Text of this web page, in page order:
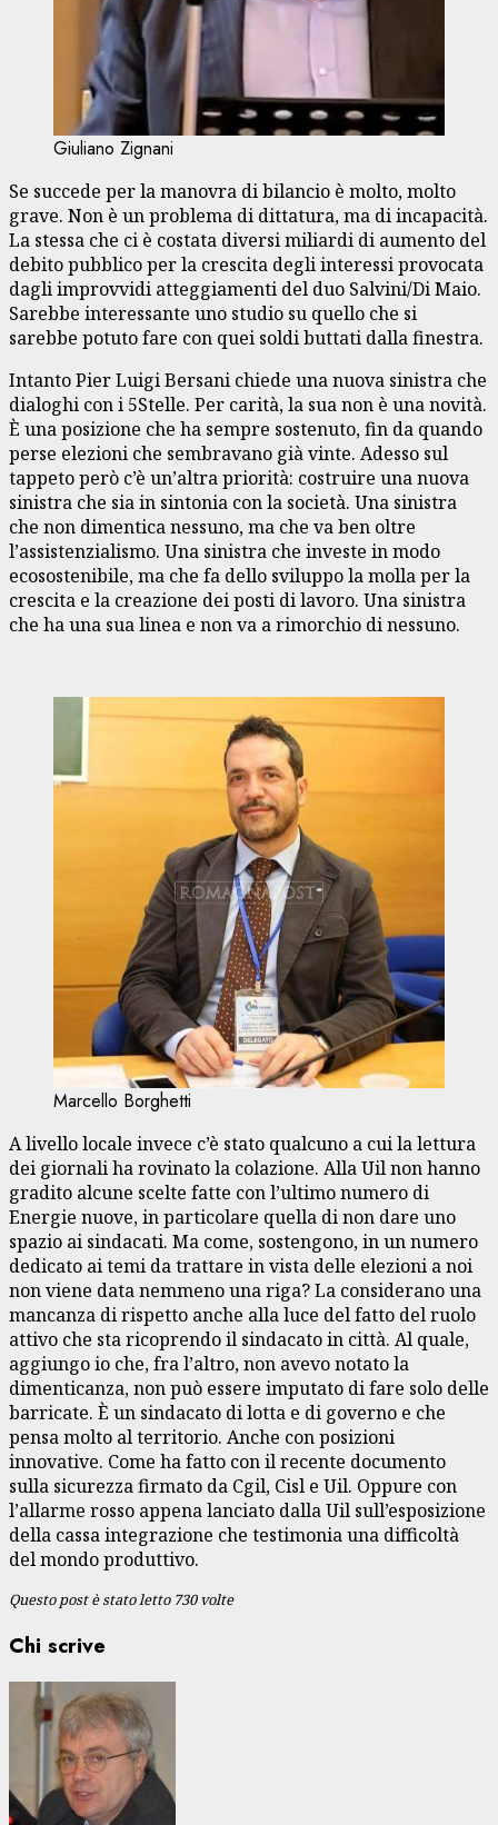
Giuliano Zignani
Se succede per la manovra di bilancio è molto, molto
grave. Non è un problema di dittatura, ma di incapacità.
La stessa che ci è costata diversi miliardi di aumento del
debito pubblico per la crescita degli interessi provocata
dagli improvvidi atteggiamenti del duo Salvini/Di Maio.
Sarebbe interessante uno studio su quello che si
sarebbe potuto fare con quei soldi buttati dalla finestra.
Intanto Pier Luigi Bersani chiede una nuova sinistra che
dialoghi con i 5Stelle. Per carità, la sua non è una novità.
È una posizione che ha sempre sostenuto, fin da quando
perse elezioni che sembravano già vinte. Adesso sul
tappeto però c’è un’altra priorità: costruire una nuova
sinistra che sia in sintonia con la società. Una sinistra
che non dimentica nessuno, ma che va ben oltre
l’assistenzialismo. Una sinistra che investe in modo
ecosostenibile, ma che fa dello sviluppo la molla per la
crescita e la creazione dei posti di lavoro. Una sinistra
che ha una sua linea e non va a rimorchio di nessuno.
Marcello Borghetti
A livello locale invece c’è stato qualcuno a cui la lettura
dei giornali ha rovinato la colazione. Alla Uil non hanno
gradito alcune scelte fatte con l’ultimo numero di
Energie nuove, in particolare quella di non dare uno
spazio ai sindacati. Ma come, sostengono, in un numero
dedicato ai temi da trattare in vista delle elezioni a noi
non viene data nemmeno una riga? La considerano una
mancanza di rispetto anche alla luce del fatto del ruolo
attivo che sta ricoprendo il sindacato in città. Al quale,
aggiungo io che, fra l’altro, non avevo notato la
dimenticanza, non può essere imputato di fare solo delle
barricate. È un sindacato di lotta e di governo e che
pensa molto al territorio. Anche con posizioni
innovative. Come ha fatto con il recente documento
sulla sicurezza firmato da Cgil, Cisl e Uil. Oppure con
l’allarme rosso appena lanciato dalla Uil sull’esposizione
della cassa integrazione che testimonia una difficoltà
del mondo produttivo.
Questo post è stato letto 730 volte
Chi scrive